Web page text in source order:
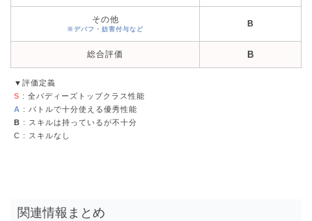
その他
※デバフ・妨害付与など
B
総合評価 B
▼評価定義
S : 全バディーズトップクラス性能
A : バトルで十分使える優秀性能
B : スキルは持っているが不十分
C : スキルなし
関連情報まとめ